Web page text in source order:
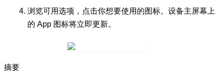
浏览可用选项，点击你想要使用的图标。设备主屏幕上
的 App 图标将立即更新。
摘要